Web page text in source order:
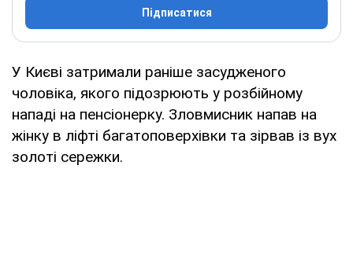
Підписатися
У Києві затримали раніше засудженого
чоловіка, якого підозрюють у розбійному
нападі на пенсіонерку. Зловмисник напав на
жінку в ліфті багатоповерхівки та зірвав із вух
золоті сережки.